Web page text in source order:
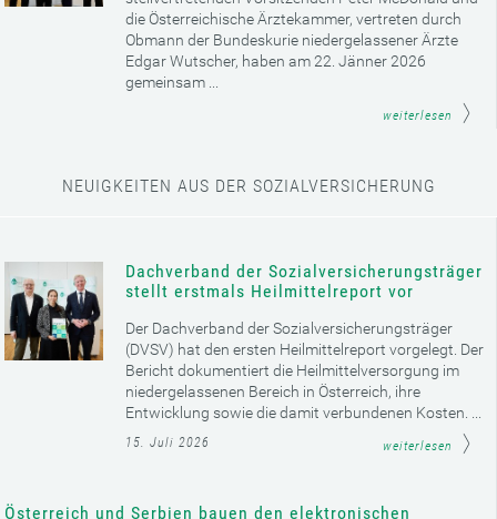
die Österreichische Ärztekammer, vertreten durch
Obmann der Bundeskurie niedergelassener Ärzte
Edgar Wutscher, haben am 22. Jänner 2026
gemeinsam ...
weiterlesen
NEUIGKEITEN AUS DER SOZIALVERSICHERUNG
Dachverband der Sozialversicherungsträger
stellt erstmals Heilmittelreport vor
Der Dachverband der Sozialversicherungsträger
(DVSV) hat den ersten Heilmittelreport vorgelegt. Der
Bericht dokumentiert die Heilmittelversorgung im
niedergelassenen Bereich in Österreich, ihre
Entwicklung sowie die damit verbundenen Kosten. ...
15. Juli 2026 weiterlesen
Österreich und Serbien bauen den elektronischen